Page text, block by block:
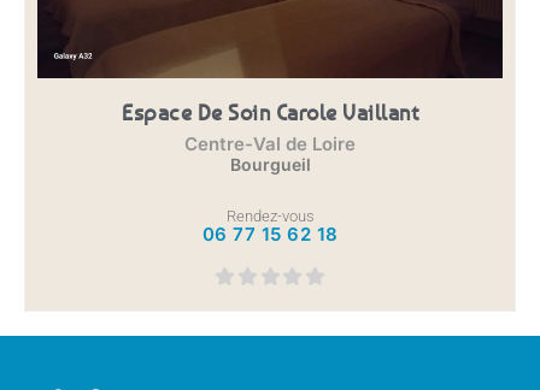
Espace De Soin Carole Vaillant
Centre-Val de Loire
Bourgueil
Rendez-vous
06 77 15 62 18